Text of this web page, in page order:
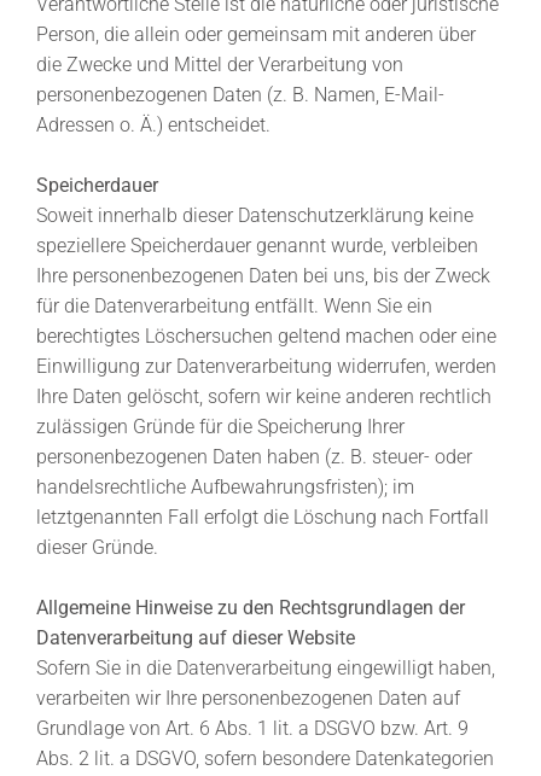
Person, die allein oder gemeinsam mit anderen über
die Zwecke und Mittel der Verarbeitung von
personenbezogenen Daten (z. B. Namen, E-Mail-
Adressen o. Ä.) entscheidet.
Speicherdauer
Soweit innerhalb dieser Datenschutzerklärung keine
speziellere Speicherdauer genannt wurde, verbleiben
Ihre personenbezogenen Daten bei uns, bis der Zweck
für die Datenverarbeitung entfällt. Wenn Sie ein
berechtigtes Löschersuchen geltend machen oder eine
Einwilligung zur Datenverarbeitung widerrufen, werden
Ihre Daten gelöscht, sofern wir keine anderen rechtlich
zulässigen Gründe für die Speicherung Ihrer
personenbezogenen Daten haben (z. B. steuer- oder
handelsrechtliche Aufbewahrungsfristen); im
letztgenannten Fall erfolgt die Löschung nach Fortfall
dieser Gründe.
Allgemeine Hinweise zu den Rechtsgrundlagen der
Datenverarbeitung auf dieser Website
Sofern Sie in die Datenverarbeitung eingewilligt haben,
verarbeiten wir Ihre personenbezogenen Daten auf
Grundlage von Art. 6 Abs. 1 lit. a DSGVO bzw. Art. 9
Abs. 2 lit. a DSGVO, sofern besondere Datenkategorien